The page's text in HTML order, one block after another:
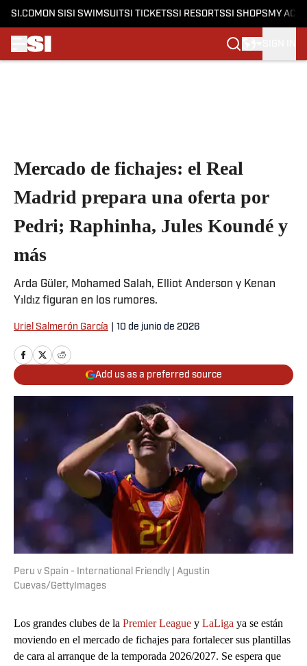
SI.COM ON SI SI SWIMSUITSI TICKETSSI RESORTSSI SHOPS MY
Mercado de fichajes: el Real
Madrid prepara una oferta por
Pedri; Raphinha, Jules Koundé y
más
Arda Güler, Mohamed Salah, Elliot Anderson y Kenan
Yıldız figuran en los rumores.
Uriel Salmerón García 10 de junio de 2026
Add us as a preferred source
Peru v Spain - International Friendly | Agustin
Cuevas/GettyImages
Los grandes clubes de la Premier League y LaLiga ya se están
moviendo en el mercado de fichajes para fortalecer sus plantillas
de cara al arranque de la temporada 2026/2027. Se espera que